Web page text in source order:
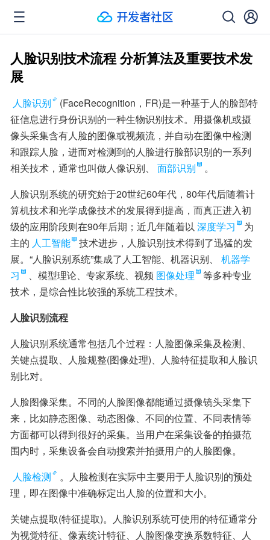
人脸识别技术流程 分析算法及重要技术发
展
人脸识别
(FaceRecognition，FR)是一种基于人的脸部特
征信息进行身份识别的一种生物识别技术。用摄像机或摄
像头采集含有人脸的图像或视频流，并自动在图像中检测
和跟踪人脸，进而对检测到的人脸进行脸部识别的一系列
相关技术，通常也叫做人像识别、
面部识别
。
人脸识别系统的研究始于20世纪60年代，80年代后随着计
算机技术和光学成像技术的发展得到提高，而真正进入初
级的应用阶段则在90年后期；近几年随着以 深度学习
为
主的 人工智能
技术进步，人脸识别技术得到了迅猛的发
展。“人脸识别系统”集成了人工智能、机器识别、
机器学
习
、模型理论、专家系统、视频 图像处理
等多种专业
技术，是综合性比较强的系统工程技术。
人脸识别流程
人脸识别系统通常包括几个过程：人脸图像采集及检测、
关键点提取、人脸规整(图像处理)、人脸特征提取和人脸识
别比对。
人脸图像采集。不同的人脸图像都能通过摄像镜头采集下
来，比如静态图像、动态图像、不同的位置、不同表情等
方面都可以得到很好的采集。当用户在采集设备的拍摄范
围内时，采集设备会自动搜索并拍摄用户的人脸图像。
人脸检测
。人脸检测在实际中主要用于人脸识别的预处
理，即在图像中准确标定出人脸的位置和大小。
关键点提取(特征提取)。人脸识别系统可使用的特征通常分
为视觉特征、像素统计特征、人脸图像变换系数特征、人